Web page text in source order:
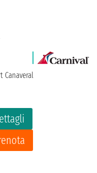
Canaveral